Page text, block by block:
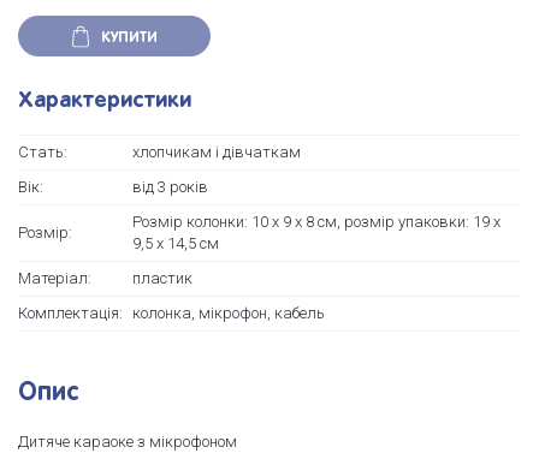
КУПИТИ
Характеристики
Стать:
хлопчикам і дівчаткам
Вік:
від 3 років
Розмір:
Розмір колонки: 10 х 9 х 8 см, розмір упаковки: 19 х
9,5 х 14,5 см
Матеріал:
пластик
Комплектація:
колонка, мікрофон, кабель
Опис
Дитяче караоке з мікрофоном